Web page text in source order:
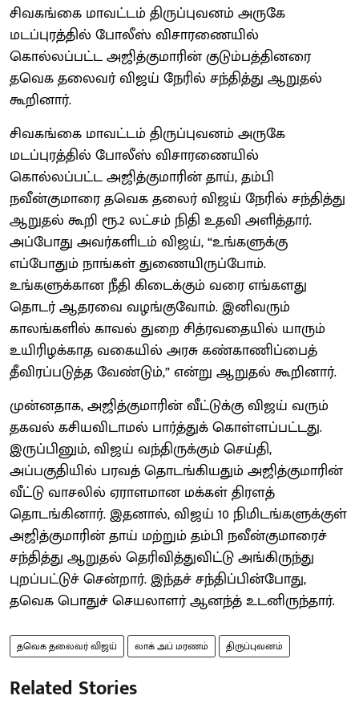
சிவகங்கை மாவட்டம் திருப்புவனம் அருகே
மடப்புரத்தில் போலீஸ் விசாரணையில்
கொல்லப்பட்ட அஜித்குமாரின் குடும்பத்தினரை
தவெக தலைவர் விஜய் நேரில் சந்தித்து ஆறுதல்
கூறினார்.
சிவகங்கை மாவட்டம் திருப்புவனம் அருகே
மடப்புரத்தில் போலீஸ் விசாரணையில்
கொல்லப்பட்ட அஜித்குமாரின் தாய், தம்பி
நவீன்குமாரை தவெக தலைர் விஜய் நேரில் சந்தித்து
ஆறுதல் கூறி ரூ.2 லட்சம் நிதி உதவி அளித்தார்.
அப்போது அவர்களிடம் விஜய், “உங்களுக்கு
எப்போதும் நாங்கள் துணையிருப்போம்.
உங்களுக்கான நீதி கிடைக்கும் வரை எங்களது
தொடர் ஆதரவை வழங்குவோம். இனிவரும்
காலங்களில் காவல் துறை சித்ரவதையில் யாரும்
உயிரிழக்காத வகையில் அரசு கண்காணிப்பைத்
தீவிரப்படுத்த வேண்டும்,” என்று ஆறுதல் கூறினார்.
முன்னதாக, அஜித்குமாரின் வீட்டுக்கு விஜய் வரும்
தகவல் கசியவிடாமல் பார்த்துக் கொள்ளப்பட்டது.
இருப்பினும், விஜய் வந்திருக்கும் செய்தி,
அப்பகுதியில் பரவத் தொடங்கியதும் அஜித்குமாரின்
வீட்டு வாசலில் ஏராளமான மக்கள் திரளத்
தொடங்கினார். இதனால், விஜய் 10 நிமிடங்களுக்குள்
அஜித்குமாரின் தாய் மற்றும் தம்பி நவீன்குமாரைச்
சந்தித்து ஆறுதல் தெரிவித்துவிட்டு அங்கிருந்து
புறப்பட்டுச் சென்றார். இந்தச் சந்திப்பின்போது,
தவெக பொதுச் செயலாளர் ஆனந்த் உடனிருந்தார்.
தவெக தலைவர் விஜய் லாக் அப் மரணம் திருப்புவனம்
Related Stories